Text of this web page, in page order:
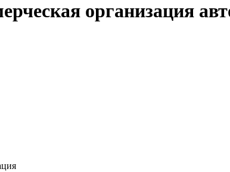
организация